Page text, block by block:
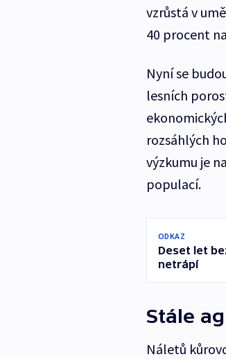
vzrůstá v
40 procent
Nyní se
lesních
rozsáhlých
výzkumu je
populací.
ODKAZ
Deset let
netrápí
Stále
Náletů